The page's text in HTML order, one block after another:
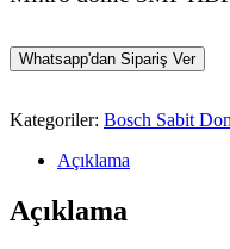
Whatsapp'dan Sipariş Ver
Kategoriler: Bosch Sabit
Açıklama
Açıklama